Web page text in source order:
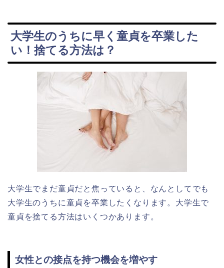
大学生のうちに早く童貞を卒業した
い！捨てる方法は？
大学生でまだ童貞だと焦っていると、なんとしてでも
大学生のうちに童貞を卒業したくなります。大学生で
童貞を捨てる方法はいくつかあります。
女性との接点を持つ機会を増やす